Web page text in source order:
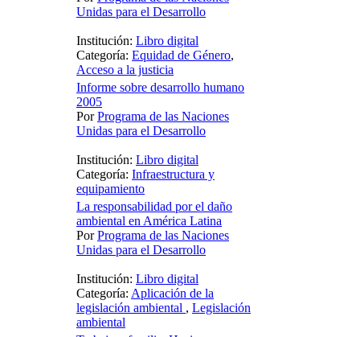
Unidas para el Desarrollo
Institución: Libro digital
Categoría: Equidad de Género,
Acceso a la justicia
Informe sobre desarrollo humano
2005
PorPrograma de las Naciones
Unidas para el Desarrollo
Institución: Libro digital
Categoría: Infraestructura y
equipamiento
La responsabilidad por el daño
ambiental en América Latina
PorPrograma de las Naciones
Unidas para el Desarrollo
Institución: Libro digital
Categoría: Aplicación de la
legislación ambiental , Legislación
ambiental